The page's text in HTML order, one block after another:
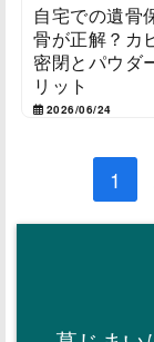
自宅での遺骨
骨が正解？カ
密閉とパウダ
リット
2026/06/24
1